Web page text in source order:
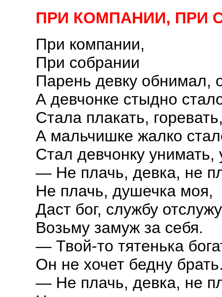
ПРИ КОМПАНИИ, ПРИ
При компании,
При собрании
Парень девку обнимал,
А девчонке стыдно
Стала плакать,
А мальчишке жалко
Стал девчонку унимать,
— Не плачь, девка, не
Не плачь, душечка моя,
Даст бог, службу
Возьму замуж за себя.
— Твой-то тятенька
Он не хочет бедну
— Не плачь, девка, не